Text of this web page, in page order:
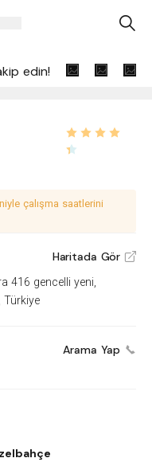
A
edin!
çalışma saatlerini
Haritada Gör V
416 gencelli yeni,
Arama Yap